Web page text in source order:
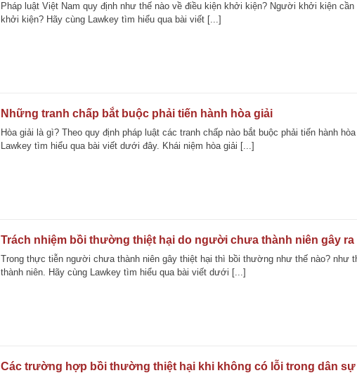
Pháp luật Việt Nam quy định như thế nào về điều kiện khởi kiện? Người khởi kiện
khởi kiện? Hãy cùng Lawkey tìm hiểu qua bài viết [...]
Những tranh chấp bắt buộc phải tiến hành hòa giải
Hòa giải là gì? Theo quy định pháp luật các tranh chấp nào bắt buộc phải tiến hành
Lawkey tìm hiểu qua bài viết dưới đây. Khái niệm hòa giải [...]
Trách nhiệm bồi thường thiệt hại do người chưa thành niên gây ra
Trong thực tiễn người chưa thành niên gây thiệt hại thì bồi thường như thế nào? như
thành niên. Hãy cùng Lawkey tìm hiểu qua bài viết dưới [...]
Các trường hợp bồi thường thiệt hại khi không có lỗi trong dân sự